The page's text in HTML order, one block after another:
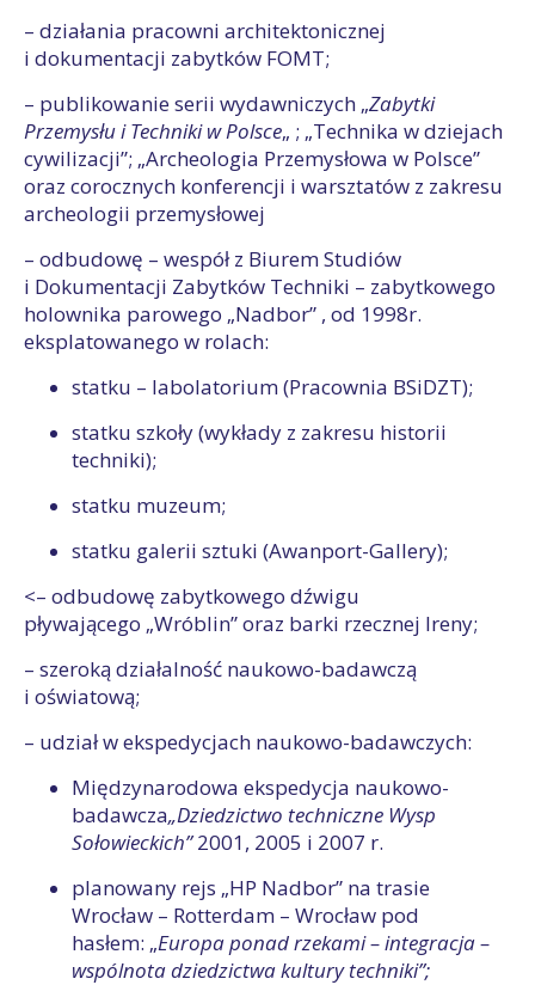
– działania pracowni architektonicznej
i dokumentacji zabytków FOMT;
– publikowanie serii wydawniczych „Zabytki
Przemysłu i Techniki w Polsce„ ; „Technika w dziejach
cywilizacji”; „Archeologia Przemysłowa w Polsce”
oraz corocznych konferencji i warsztatów z zakresu
archeologii przemysłowej
– odbudowę – wespół z Biurem Studiów
i Dokumentacji Zabytków Techniki – zabytkowego
holownika parowego „Nadbor” , od 1998r.
eksplatowanego w rolach:
statku – labolatorium (Pracownia BSiDZT);
statku szkoły (wykłady z zakresu historii
techniki);
statku muzeum;
statku galerii sztuki (Awanport-Gallery);
<– odbudowę zabytkowego dźwigu
pływającego „Wróblin” oraz barki rzecznej Ireny;
– szeroką działalność naukowo-badawczą
i oświatową;
– udział w ekspedycjach naukowo-badawczych:
Międzynarodowa ekspedycja naukowo-
badawcza„Dziedzictwo techniczne Wysp
Sołowieckich”2001, 2005 i 2007 r.
planowany rejs „HP Nadbor” na trasie
Wrocław – Rotterdam – Wrocław pod
hasłem: „Europa ponad rzekami – integracja –
wspólnota dziedzictwa kultury techniki”;